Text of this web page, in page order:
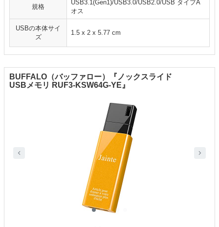
規格
USB3.1(Gen1)/USB3.0/USB2.0/USB タイプA
オス
USBの本体サイ
ズ
‎1.5 x 2 x 5.77 cm
BUFFALO（バッファロー）『ノックスライド
USBメモリ RUF3-KSW64G-YE』